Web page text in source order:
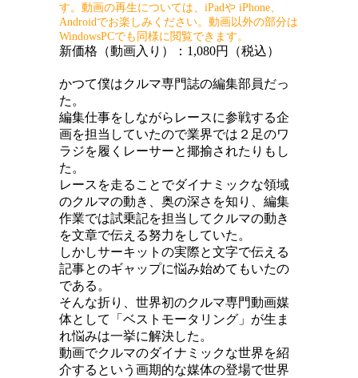
す。動画の再生については、iPadや iPhone、
Androidでお楽しみください。動画以外の部分は
WindowsPCでも同様に閲覧できます。
新価格（動画入り）：1,080円（税込）
かつて僕はクルマ専門誌の編集部員だっ
た。
編集仕事をしながらレースに参戦する企
画を担当していたので業界では２足のワ
ラジを履くレーサーと揶揄されたりもし
た。
レースを走ることでダイナミックな領域
のクルマの動き、奥の深さを知り、編集
作業では試乗記を担当してクルマの動き
を文章で伝える努力をしていた。
しかしサーキットの実際と文字で伝える
記事とのギャップに悩み始めてもいたの
である。
そんな折り、世界初のクルマ専門動画媒
体として「ベストモータリング」が生ま
れ悩みは一挙に解決した。
動画でクルマのダイナミックな世界を紹
介するという画期的な媒体の登場で世界